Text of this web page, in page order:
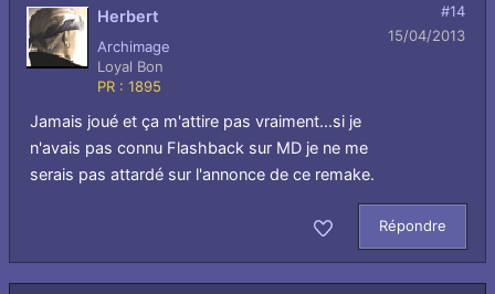
Herbert
Archimage
Loyal Bon
PR : 1895
#14
15/04/2013
Jamais joué et ça m'attire pas vraiment...si je
n'avais pas connu Flashback sur MD je ne me
serais pas attardé sur l'annonce de ce remake.
Répondre